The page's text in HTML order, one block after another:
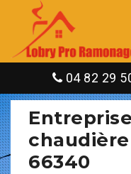
04 82 29
66340